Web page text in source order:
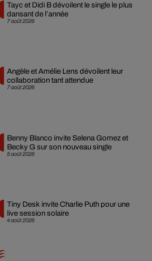
7 août 2026
Tayc et Didi B dévoilent le single le plus
dansant de l’année
7 août 2026
Angèle et Amélie Lens dévoilent leur
collaboration tant attendue
5 août 2026
Benny Blanco invite Selena Gomez et
Becky G sur son nouveau single
4 août 2026
Tiny Desk invite Charlie Puth pour une
live session solaire